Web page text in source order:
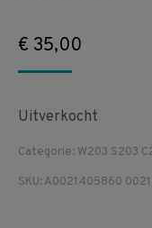
€ 35,00
Uitverkocht
Categorie: W203 S203
SKU:A0021405860